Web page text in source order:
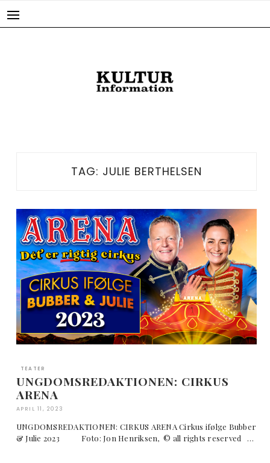
TAG: JULIE BERTHELSEN
TEATER
UNGDOMSREDAKTIONEN: CIRKUS
ARENA
APRIL 11, 2023
UNGDOMSREDAKTIONEN: CIRKUS ARENA Cirkus ifølge Bubber
& Julie 2023 Foto: Jon Henriksen, © all rights reserved …